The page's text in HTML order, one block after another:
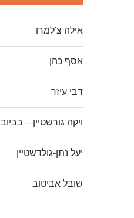
אילה צ'למרו
אסף כהן
דבי עיזר
ויקה גורשטיין – בביוב
יעל נתן-גולדשטיין
שובל אביטוב